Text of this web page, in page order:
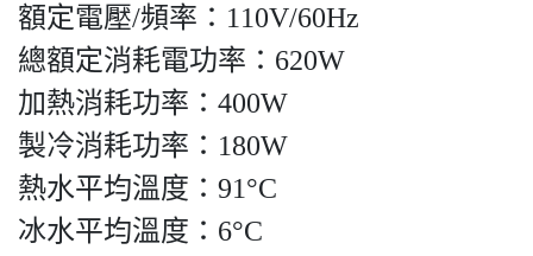
額定電壓/頻率：110V/60Hz
總額定消耗電功率：620W
加熱消耗功率：400W
製冷消耗功率：180W
熱水平均溫度：91°C
冰水平均溫度：6°C